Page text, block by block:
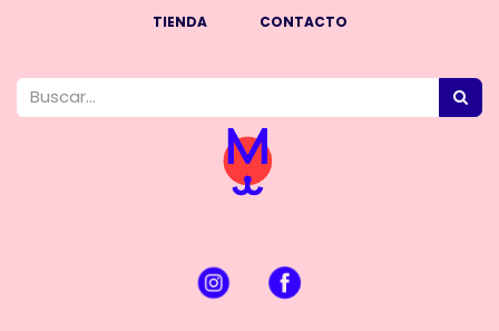
TIENDA CONTACTO